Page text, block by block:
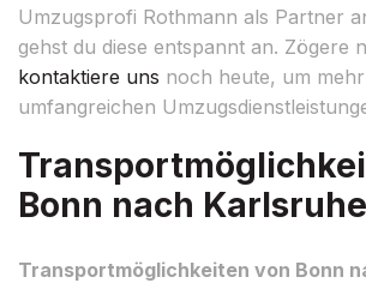
Umzugsprofi Rothmann als Partner
gehst du diese entspannt an. Zögere
kontaktiere uns noch heute, um
umfangreichen
Bonn nach Karlsruhe
Transportmöglichkeiten von Bonn